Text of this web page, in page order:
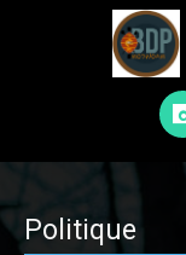
Politique